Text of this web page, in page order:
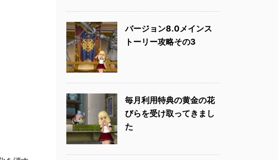
バージョン8.0メインス
トーリー攻略その3
毎月利用特典の黄金の花
びらを受け取ってきまし
た